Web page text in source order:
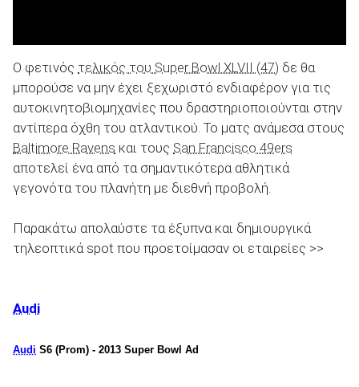
ΑΝΑΖΗΤΗΣΗ
Μεταχειρισμένα
Επιχειρήσεις
Ο φετινός τελικός του Super Bowl XLVII (47) δε θα
μπορούσε να μην έχει ξεχωριστό ενδιαφέρον για τις
αυτοκινητοβιομηχανίες που δραστηριοποιούνται στην
αντίπερα όχθη του ατλαντικού. Το ματς ανάμεσα στους
Baltimore Ravens και τους San Francisco 49ers
αποτελεί ένα από τα σημαντικότερα αθλητικά
γεγονότα του πλανήτη με διεθνή προβολή.
Παρακάτω απολαύστε τα έξυπνα και δημιουργικά
τηλεοπτικά spot που προετοίμασαν οι εταιρείες >>
Audi
Audi S6 (Prom) - 2013 Super Bowl Ad